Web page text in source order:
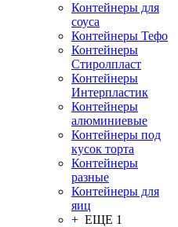
Контейнеры для
соуса
Контейнеры Тефо
Контейнеры
Стиролпласт
Контейнеры
Интерпластик
Контейнеры
алюминиевые
Контейнеры под
кусок торта
Контейнеры
разные
Контейнеры для
яиц
+ ЕЩЕ 1